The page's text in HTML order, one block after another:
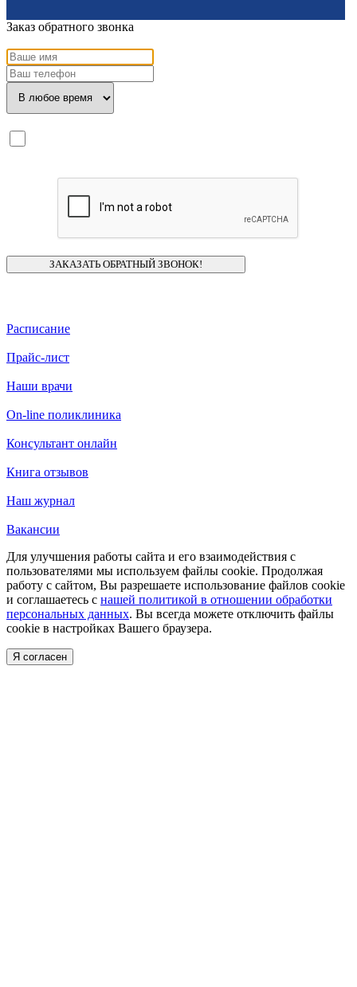
Заказ обратного звонка
Расписание
Прайс-лист
Наши врачи
On-line поликлиника
Консультант онлайн
Книга отзывов
Наш журнал
Вакансии
Для улучшения работы сайта и его взаимодействия с
пользователями мы используем файлы cookie. Продолжая
работу с сайтом, Вы разрешаете использование файлов cookie
и соглашаетесь с нашей политикой в отношении обработки
персональных данных. Вы всегда можете отключить файлы
cookie в настройках Вашего браузера.
Я согласен